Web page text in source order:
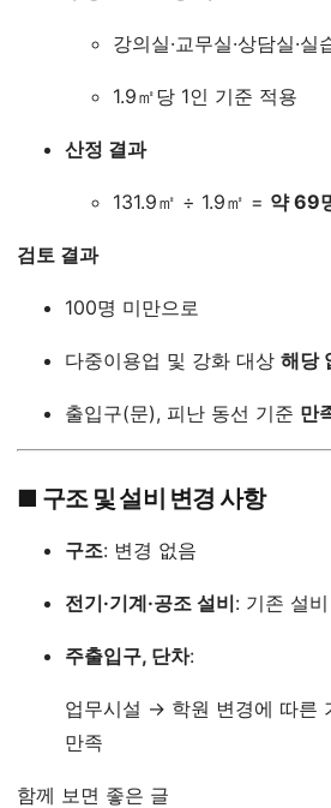
강의실·교무실·상담실·실
1.9㎡당 1인 기준 적용
산정 결과
131.9㎡ ÷ 1.9㎡ = 약 69
검토 결과
100명 미만으로
다중이용업 및 강화 대상 해당
출입구(문), 피난 동선 기준 만
■ 구조 및 설비 변경 사항
구조: 변경 없음
전기·기계·공조 설비: 기존 설
주출입구, 단차:
업무시설 → 학원 변경에 따른
만족
함께 보면 좋은 글